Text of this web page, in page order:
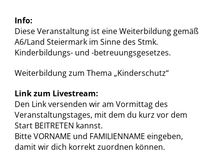
Info:
Diese Veranstaltung ist eine Weiterbildung gemäß
A6/Land Steiermark im Sinne des Stmk.
Kinderbildungs- und -betreuungsgesetzes.
Weiterbildung zum Thema „Kinderschutz“
Link zum Livestream:
Den Link versenden wir am Vormittag des
Veranstaltungstages, mit dem du kurz vor dem
Start BEITRETEN kannst.
Bitte VORNAME und FAMILIENNAME eingeben,
damit wir dich korrekt zuordnen können.